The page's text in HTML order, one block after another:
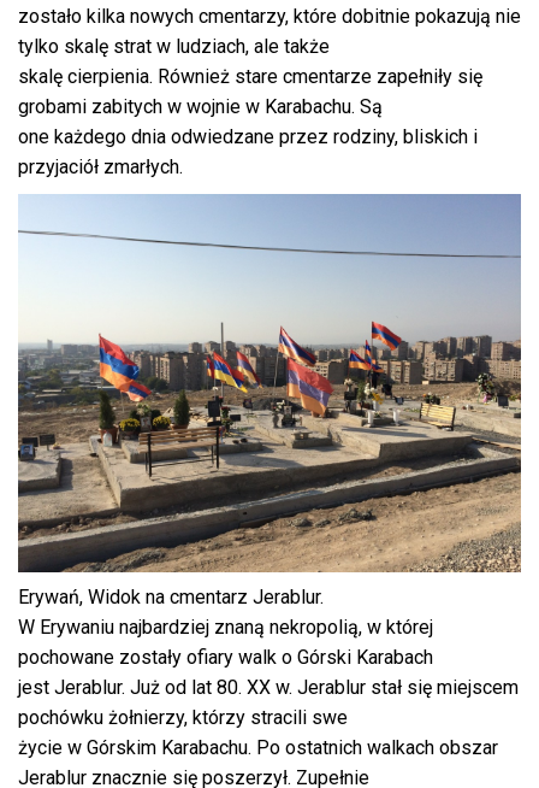
zostało kilka nowych cmentarzy, które dobitnie pokazują nie
tylko skalę strat w ludziach, ale także
skalę cierpienia. Również stare cmentarze zapełniły się
grobami zabitych w wojnie w Karabachu. Są
one każdego dnia odwiedzane przez rodziny, bliskich i
przyjaciół zmarłych.
Erywań, Widok na cmentarz Jerablur.
W Erywaniu najbardziej znaną nekropolią, w której
pochowane zostały ofiary walk o Górski Karabach
jest Jerablur. Już od lat 80. XX w. Jerablur stał się miejscem
pochówku żołnierzy, którzy stracili swe
życie w Górskim Karabachu. Po ostatnich walkach obszar
Jerablur znacznie się poszerzył. Zupełnie